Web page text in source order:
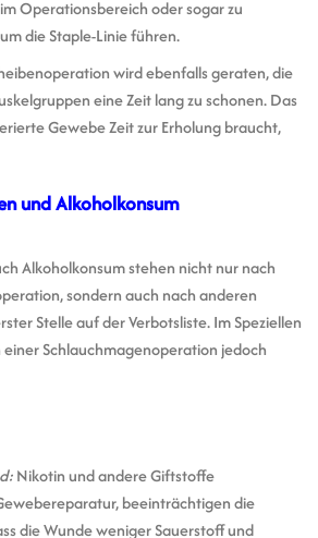
Operationsbereich oder sogar zu
die Staple-Linie führen.
wird ebenfalls geraten, die
eine Zeit lang zu schonen. Das
Gewebe Zeit zur Erholung braucht,
und Alkoholkonsum
Alkoholkonsum stehen nicht nur nach
sondern auch nach anderen
Stelle auf der Verbotsliste. Im Speziellen
Schlauchmagenoperation jedoch
Nikotin und andere Giftstoffe
beeinträchtigen die
die Wunde weniger Sauerstoff und